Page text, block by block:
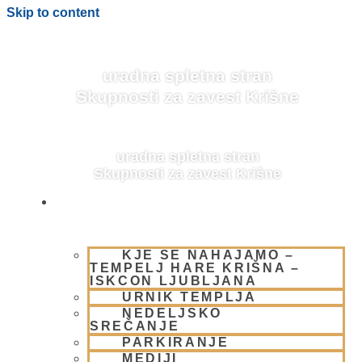
Skip to content
uradna spletna stran
Skupnosti za zavest Krišne
uradna spletna stran
Skupnosti za zavest Krišne
KJE SE NAHAJAMO –
TEMPELJ HARE KRIŠNA –
ISKCON LJUBLJANA
URNIK TEMPLJA
NEDELJSKO
SREČANJE
PARKIRANJE
MEDIJI